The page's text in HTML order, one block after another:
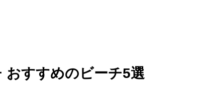
おすすめのビーチ5選